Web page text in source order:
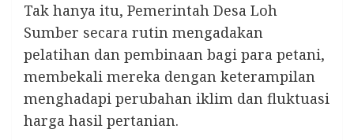
Tak hanya itu, Pemerintah Desa Loh
Sumber secara rutin mengadakan
pelatihan dan pembinaan bagi para petani,
membekali mereka dengan keterampilan
menghadapi perubahan iklim dan fluktuasi
harga hasil pertanian.